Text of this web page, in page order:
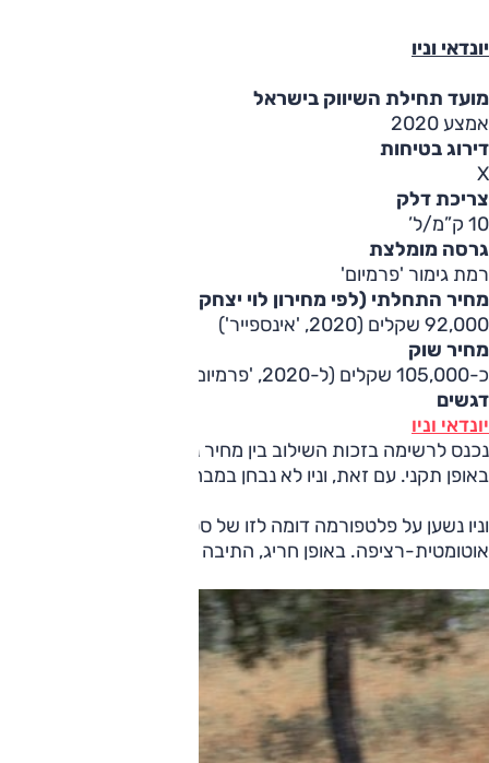
יונדאי וניו
מועד תחילת השיווק בישראל
אמצע 2020
דירוג בטיחות
X
צריכת דלק
10 ק”מ/ל’
גרסה מומלצת
רמת גימור 'פרמיום'
מחיר התחלתי (לפי מחירון לוי יצחק)
92,000 שקלים (2020, 'אינספייר')
מחיר שוק
כ-105,000 שקלים (ל-2020, 'פרמיום')
דגשים
יונדאי וניו
נכנס לרשימה בזכות השילוב בין מחיר נמוך במיוחד ביחס
באופן תקני. עם זאת, וניו לא נבחן במבחני הריסוק של יורו NCAP כך שאין מדידה אובייקטיבית לרמת הבטיחות שלו.
אוטומטית-רציפה. באופן חריג, התיבה הרציפה בוניו אינה